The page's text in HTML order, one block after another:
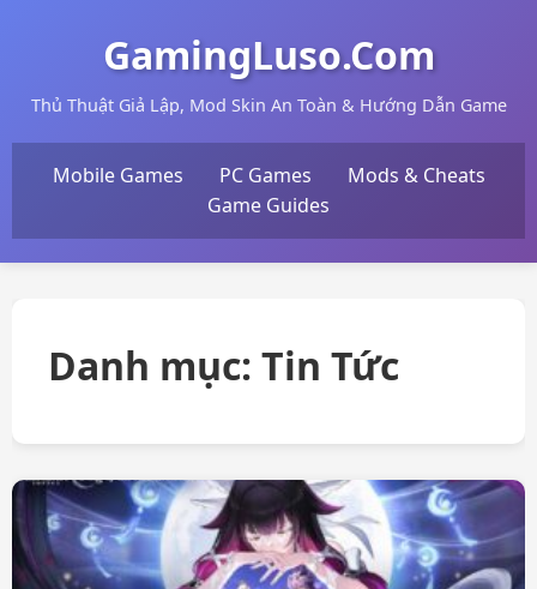
GamingLuso.Com
Thủ Thuật Giả Lập, Mod Skin An Toàn & Hướng Dẫn Game
Mobile Games PC Games
Mods & Cheats
Game Guides
Danh mục: Tin Tức